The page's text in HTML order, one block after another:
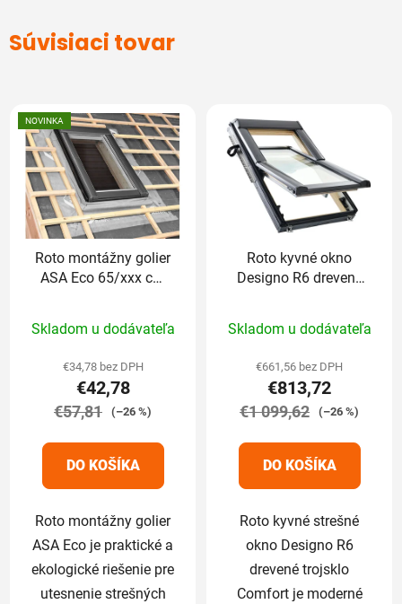
Súvisiaci tovar
NOVINKA
Roto montážny golier
ASA Eco 65/xxx cm
hodnotenie
produktu
je
5,0
5
hviezdičiek.
Skladom u dodávateľa
€34,78 bez DPH
€42,78
€57,81 (–26 %)
DO KOŠÍKA
Roto montážny golier
ASA Eco je praktické a
ekologické riešenie pre
utesnenie strešných
Roto kyvné okno
Designo R6 drevené
hodnotenie
produktu
je
5,0
5
hviezdičiek.
Skladom u dodávateľa
€661,56 bez DPH
€813,72
€1 099,62 (–26 %)
DO KOŠÍKA
Roto kyvné strešné
okno Designo R6
drevené trojsklo
Comfort je moderné